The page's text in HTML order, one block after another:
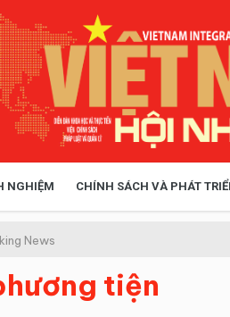
NGHIỆM CHÍNH SÁCH VÀ PHÁT
News
tiện